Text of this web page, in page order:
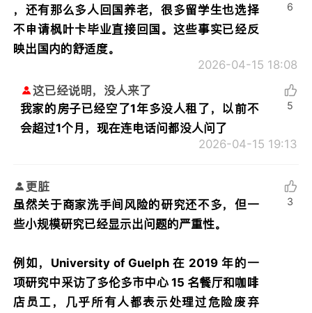
，还有那么多人回国养老，很多留学生也选择
不申请枫叶卡毕业直接回国。这些事实已经反
映出国内的舒适度。
2026-04-15 18:08
6
这已经说明，没人来了
我家的房子已经空了1年多没人租了，以前不
会超过1个月，现在连电话问都没人问了
2026-04-15 19:13
5
更脏
虽然关于商家洗手间风险的研究还不多，但一
些小规模研究已经显示出问题的严重性。
例如，University of Guelph 在 2019 年的一
项研究中采访了多伦多市中心 15 名餐厅和咖啡
店员工，几乎所有人都表示处理过危险废弃
3